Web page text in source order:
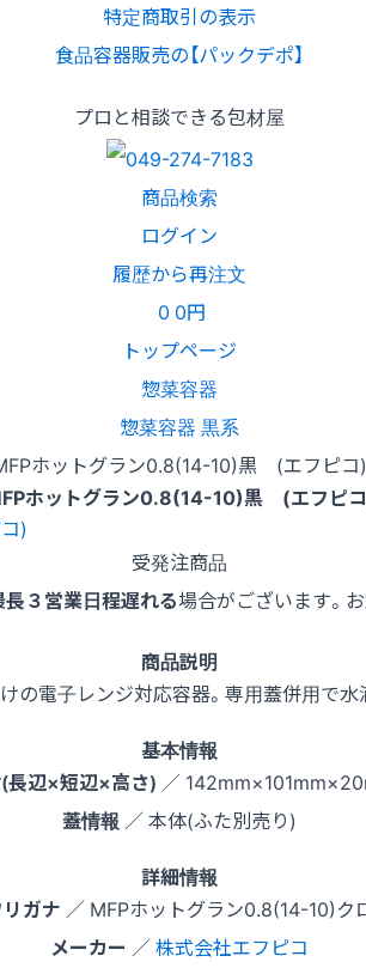
特定商取引の表示
食品容器販売の【パックデポ】
プロと相談できる包材屋
商品検索
ログイン
履歴から再注文
0 0円
トップページ
惣菜容器
惣菜容器 黒系
ホットグラン0.8(14-10)黒 (エフピコ)
ホットグラン0.8(14-10)黒 (エフピ
受発注商品
長３営業日程遅れる場合がございます。
商品説明
けの電子レンジ対応容器。専用蓋併用で
基本情報
長辺×短辺×高さ) ／
蓋情報 ／ 本体(ふた別売り)
詳細情報
リガナ ／ MFPホットグラン0.8(14-10)ク
メーカー ／株式会社エフピコ